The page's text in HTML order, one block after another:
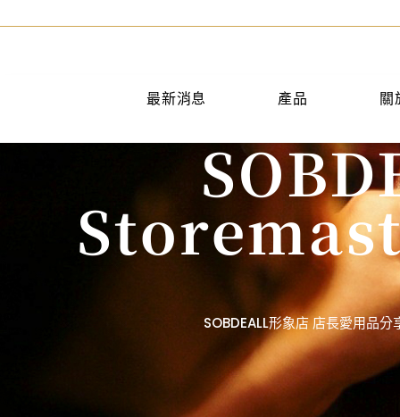
最新消息 產品
手提包
斜背包
後背包
公事包
旅行袋
短夾
長夾
名片夾
零錢包
關
SOBDEALL形象店 店長愛用品